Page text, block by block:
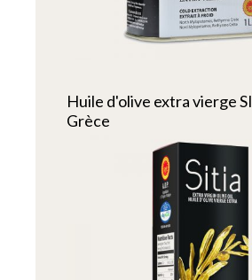
Huile d'olive extra vierge
Grèce